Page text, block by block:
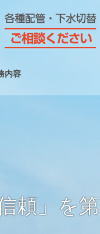
内容
頼」を第